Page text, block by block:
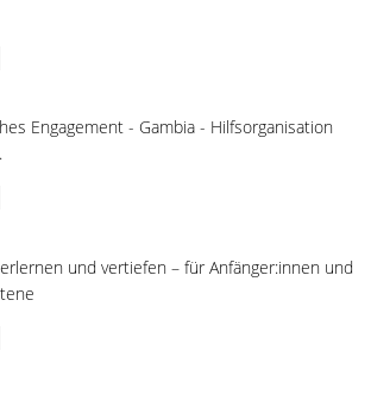
Engagement - Gambia - Hilfsorganisation
und vertiefen – für Anfänger:innen und